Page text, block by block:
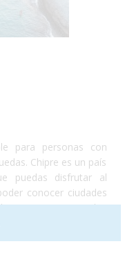
para personas con
Chipre es un país
puedas disfrutar al
conocer ciudades
vino, visitar las
la capital del país y
accesibles de agua